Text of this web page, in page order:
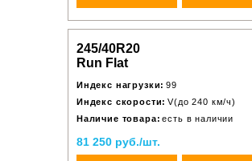
245/40R20
Run Flat
Индекс нагрузки: 99
Индекс скорости: V(до 240 км/ч)
Наличие товара: есть в наличии
81 250 руб./шт.